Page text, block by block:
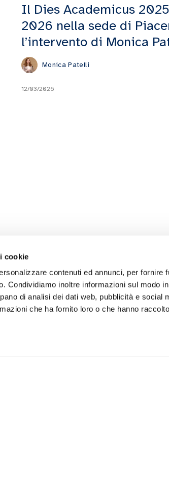
cookie
contenuti ed annunci, per fornire
Condividiamo inoltre informazioni sul modo
di analisi dei dati web, pubblicità e social
che ha fornito loro o che hanno
Il Dies Academicus
2026 nella sede di
l’intervento di Monica
Monica Patelli
12/03/2026